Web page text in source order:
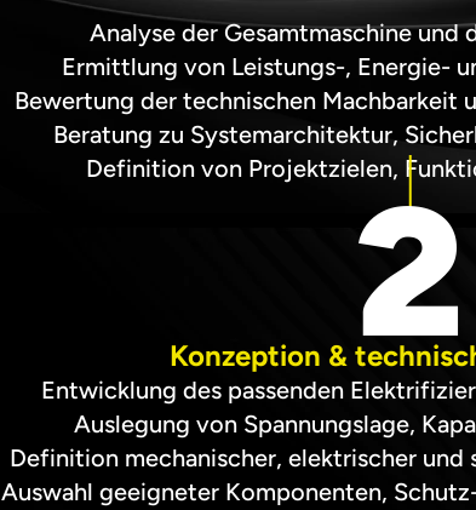
Analyse der Gesamtmaschine und
Ermittlung von Leistungs-, Energie-
Bewertung der technischen Machbarkeit
Beratung zu Systemarchitektur,
Definition von Projektzielen,2
Konzeption &
Entwicklung des passenden
Auslegung von Spannungslage,
Definition mechanischer, elektrischer
Auswahl geeigneter Komponenten,